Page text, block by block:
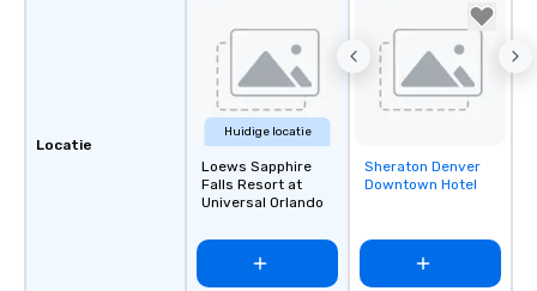
Locatie
Huidige locatie
Loews Sapphire
Falls Resort at
Universal Orlando
Removed from
favorites
Sheraton Denver
Downtown Hotel